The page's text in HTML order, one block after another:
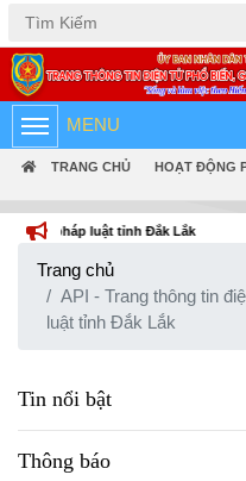
MENU
TRANG CHỦ HOẠT ĐỘNG
luật tỉnh Đắk Lắk
Trang chủ
API - Trang thông tin
luật tỉnh Đắk Lắk
Tin nổi bật
Thông báo